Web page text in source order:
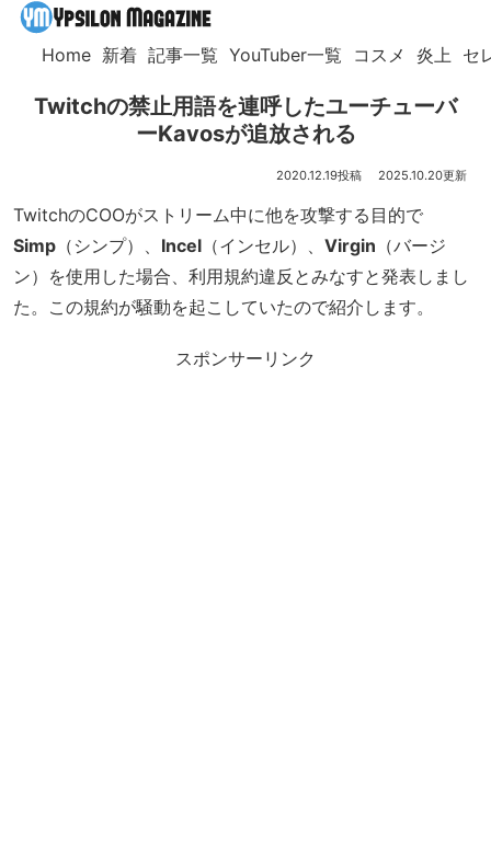
Home 新着 記事一覧 YouTuber一覧 コスメ 炎上 セ
Twitchの禁止用語を連呼したユーチューバ
ーKavosが追放される
2020.12.19 2025.10.20
TwitchのCOOがストリーム中に他を攻撃する目的で
Simp （シンプ）、 Incel （インセル）、 Virgin （バージ
ン）を使用した場合、利用規約違反とみなすと発表しまし
た。この規約が騒動を起こしていたので紹介します。
スポンサーリンク